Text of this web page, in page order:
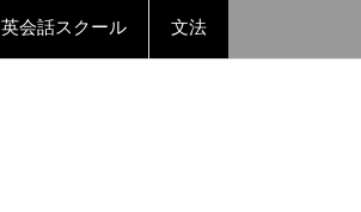
英会話スクール 文法